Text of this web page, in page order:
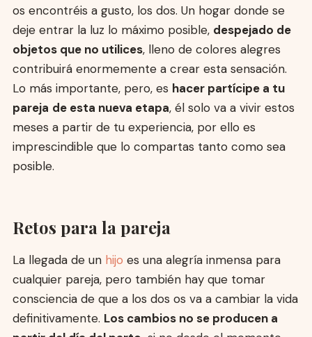
os encontréis a gusto, los dos. Un hogar donde se
deje entrar la luz lo máximo posible, despejado de
objetos que no utilices, lleno de colores alegres
contribuirá enormemente a crear esta sensación.
Lo más importante, pero, es hacer partícipe a tu
pareja de esta nueva etapa, él solo va a vivir estos
meses a partir de tu experiencia, por ello es
imprescindible que lo compartas tanto como sea
posible.
Retos para la pareja
La llegada de un hijo es una alegría inmensa para
cualquier pareja, pero también hay que tomar
consciencia de que a los dos os va a cambiar la vida
definitivamente. Los cambios no se producen a